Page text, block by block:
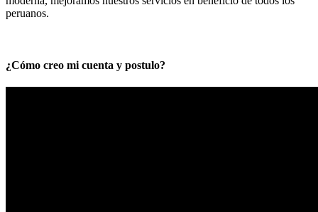
peruanos.
¿Cómo creo mi cuenta y postulo?